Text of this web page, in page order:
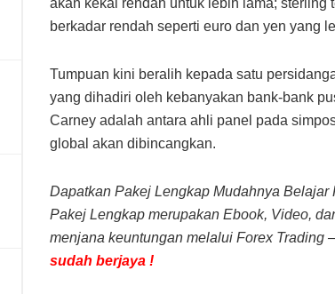
berkadar rendah seperti euro dan yen yang
Tumpuan kini beralih kepada satu
yang dihadiri oleh kebanyakan bank-bank
Carney adalah antara ahli panel pada
global akan dibincangkan.
Dapatkan Pakej Lengkap Mudahnya
Pakej Lengkap merupakan Ebook, Video,
menjana keuntungan melalui Forex Trading –
sudah berjaya !